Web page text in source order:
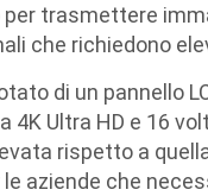
trasmettere
che richiedono
di un pannello
Ultra HD e 16
rispetto a
aziende che